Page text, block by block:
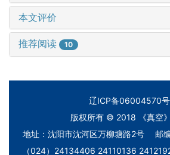
本文评价
推荐阅读 10
辽ICP备06004570
版权所有 © 2018 《真空
地址：沈阳市沈河区万柳塘路2号 邮
（024）24134406 24110136